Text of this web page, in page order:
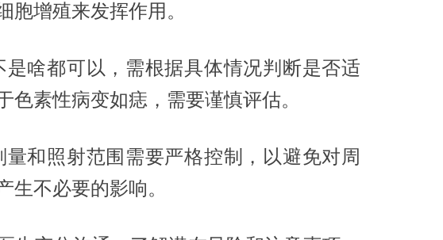
胞增殖来发挥作用。
是啥都可以，需根据具体情况判断是否适
色素性病变如痣，需要谨慎评估。
量和照射范围需要严格控制，以避免对周
生不必要的影响。